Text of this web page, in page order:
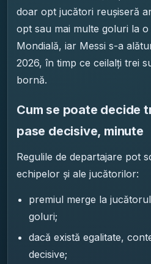
doar opt jucători reușiseră
opt sau mai multe goluri la o
Mondială, iar Messi s-a
2026, în timp ce ceilalți trei
bornă.
Cum se poate decide
pase decisive, minute
Regulile de departajare pot
echipelor și ale jucătorilor:
premiul merge la
goluri;
dacă există egalitate,
decisive;